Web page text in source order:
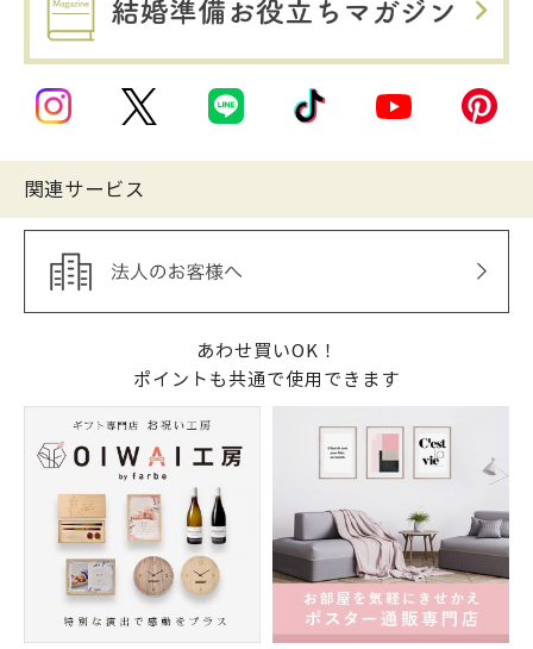
関連サービス
あわせ買いOK！
ポイントも共通で使用できます